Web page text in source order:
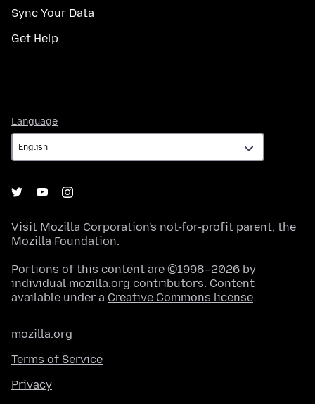
Sync Your Data
Get Help
Language
Visit Mozilla Corporation's not-for-profit parent, the
Mozilla Foundation.
Portions of this content are ©1998–2026 by
individual mozilla.org contributors. Content
available under a Creative Commons license.
mozilla.org
Terms of Service
Privacy